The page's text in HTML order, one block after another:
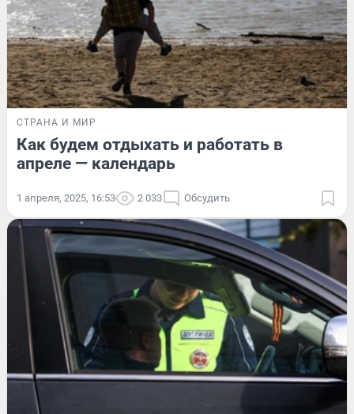
СТРАНА И МИР
Как будем отдыхать и работать в
апреле — календарь
1 апреля, 2025, 16:53 2 033 Обсудить